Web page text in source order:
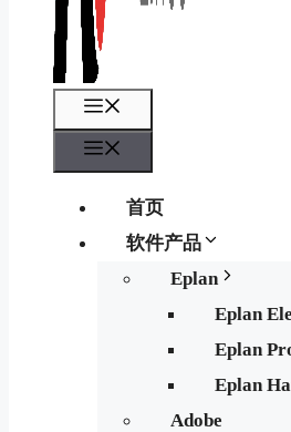
首页
软件产品
Eplan
Eplan
Eplan
Eplan
Adobe